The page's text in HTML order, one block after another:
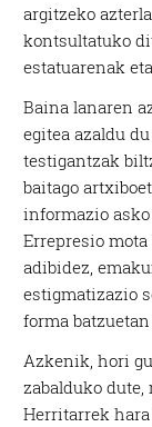
argitzeko
kontsultatuko
estatuarenak
Baina lanaren
egitea azaldu
testigantzak
baitago
informazio asko
Errepresio
adibidez,
estigmatizazio
forma
Azkenik, hori
zabalduko dute,
Herritarrek